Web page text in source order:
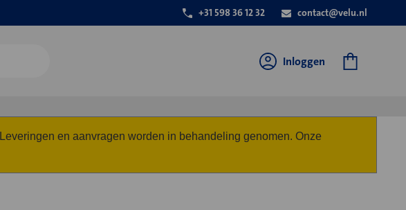
+31 598 36 12 32 contact@velu.nl
Inloggen
en aanvragen worden in behandeling genomen. Onze